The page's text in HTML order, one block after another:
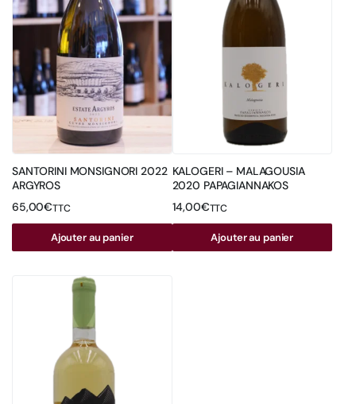
SANTORINI MONSIGNORI 2022
ARGYROS
65,00€TTC
Ajouter au panier
KALOGERI – MALAGOUSIA
2020 PAPAGIANNAKOS
14,00€TTC
Ajouter au panier